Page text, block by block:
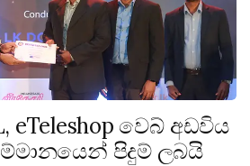
eTeleshop වෙබ් අඩවිය
පිදුම් ලබයි